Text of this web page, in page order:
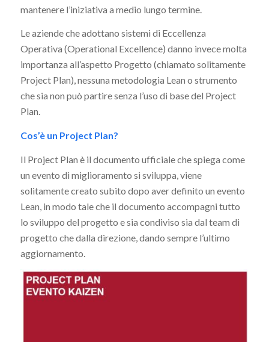
mantenere l’iniziativa a medio lungo termine.
Le aziende che adottano sistemi di Eccellenza
Operativa (Operational Excellence) danno invece molta
importanza all’aspetto Progetto (chiamato solitamente
Project Plan), nessuna metodologia Lean o strumento
che sia non può partire senza l’uso di base del Project
Plan.
Cos’è un Project Plan?
Il Project Plan è il documento ufficiale che spiega come
un evento di miglioramento si sviluppa, viene
solitamente creato subito dopo aver definito un evento
Lean, in modo tale che il documento accompagni tutto
lo sviluppo del progetto e sia condiviso sia dal team di
progetto che dalla direzione, dando sempre l’ultimo
aggiornamento.